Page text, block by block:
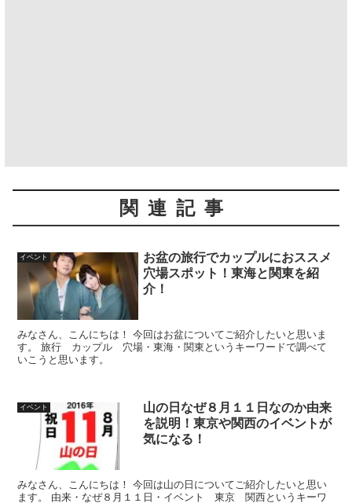
関連記事
イベント
お盆の旅行でカップルにおススメ
穴場スポット！東海と関東を紹
介！
みなさん、こんにちは！ 今回はお盆についてご紹介したいと思いま
す。 旅行 カップル 穴場・東海・関東というキーワードで調べて
いこうと思います。
イベント
山の日なぜ８月１１日なのか由来
を説明！東京や関西のイベントが
気になる！
みなさん、こんにちは！ 今回は山の日についてご紹介したいと思い
ます。 由来・なぜ８月１１日・イベント 東京 関西というキーワ